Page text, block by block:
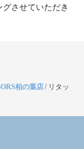
させていただき
柏の葉店/ リタッ